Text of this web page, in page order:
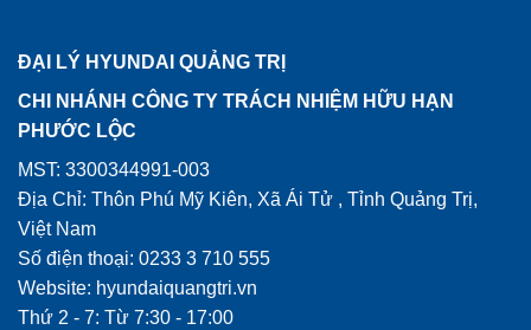
ĐẠI LÝ HYUNDAI QUẢNG TRỊ
CHI NHÁNH CÔNG TY TRÁCH NHIỆM HỮU HẠN
PHƯỚC LỘC
MST: 3300344991-003
Địa Chỉ: Thôn Phú Mỹ Kiên, Xã Ái Tử , Tỉnh Quảng Trị,
Việt Nam
Số điện thoại: 0233 3 710 555
Website: hyundaiquangtri.vn
Thứ 2 - 7: Từ 7:30 - 17:00